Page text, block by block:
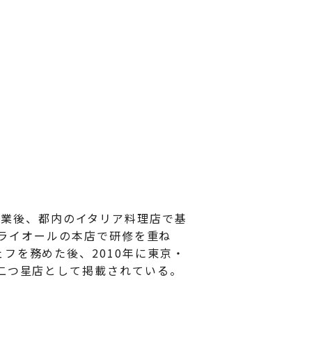
後、都内のイタリア料理店で基
イオールの本店で研修を重ね
を務めた後、2010年に東京・
星店として掲載されている。